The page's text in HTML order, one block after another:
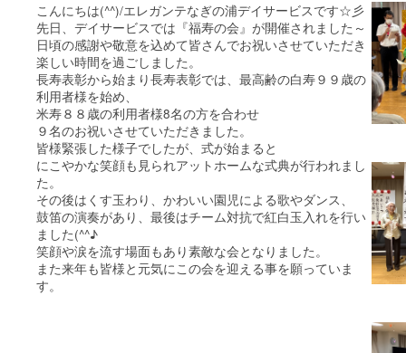
こんにちは(^^)/エレガンテなぎの浦デイサービスです☆彡
先日、デイサービスでは『福寿の会』が開催されました～
日頃の感謝や敬意を込めて皆さんでお祝いさせていただき
楽しい時間を過ごしました。
長寿表彰から始まり長寿表彰では、最高齢の白寿９９歳の
利用者様を始め、
米寿８８歳の利用者様8名の方を合わせ
９名のお祝いさせていただきました。
皆様緊張した様子でしたが、式が始まると
にこやかな笑顔も見られアットホームな式典が行われまし
た。
その後はくす玉わり、かわいい園児による歌やダンス、
鼓笛の演奏があり、最後はチーム対抗で紅白玉入れを行い
ました(^^♪
笑顔や涙を流す場面もあり素敵な会となりました。
また来年も皆様と元気にこの会を迎える事を願っていま
す。